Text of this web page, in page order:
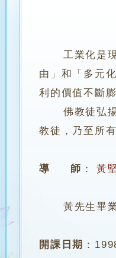
工業化是
由」和「多元
利的價值不斷
佛教徒弘揚
教徒，乃至所
導 師 ： 黃
黃先生畢業
開課日期 ：